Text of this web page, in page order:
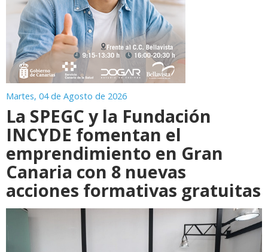
Martes, 04 de Agosto de 2026
La SPEGC y la Fundación
INCYDE fomentan el
emprendimiento en Gran
Canaria con 8 nuevas
acciones formativas gratuitas